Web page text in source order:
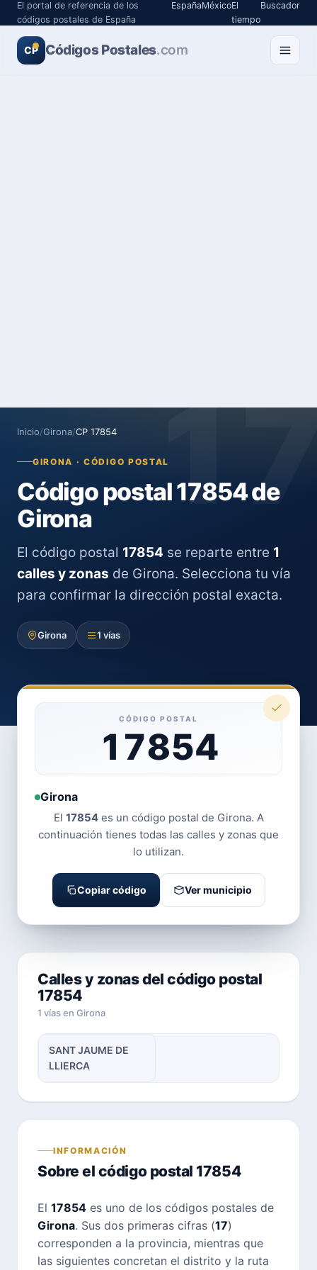
El portal de referencia de los
códigos postales de España
EspañaMéxicoEl
tiempo
Buscador
CP Códigos Postales.com
Inicio/Girona/CP 17854
GIRONA · CÓDIGO POSTAL
Código postal 17854 de
Girona
El código postal 17854 se reparte entre 1
calles y zonas de Girona. Selecciona tu vía
para confirmar la dirección postal exacta.
Girona 1 vías
CÓDIGO POSTAL
17854
Girona
El 17854es un código postal de Girona. A
continuación tienes todas las calles y zonas que
lo utilizan.
Copiar código Ver municipio
Calles y zonas del código postal
17854
1 vías en Girona
SANT JAUME DE
LLIERCA
INFORMACIÓN
Sobre el código postal 17854
El 17854 es uno de los códigos postales de
Girona. Sus dos primeras cifras (17)
corresponden a la provincia, mientras que
las siguientes concretan el distrito y la ruta